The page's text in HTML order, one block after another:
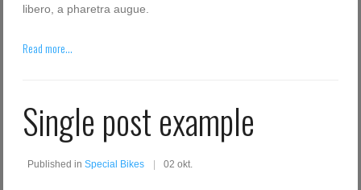
libero, a pharetra augue.
Read more...
Single post example
Published in Special Bikes 02 okt.